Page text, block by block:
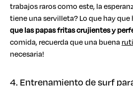
trabajos raros como este, la
tiene una servilleta? Lo que hay que
que las papas fritas crujientes y
comida, recuerda que una buena
necesaria!
4. Entrenamiento de surf